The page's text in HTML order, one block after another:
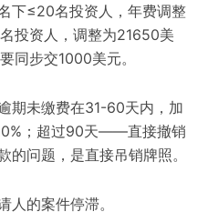
下≤20名投资人，年费调整
投资人，调整为21650美
同步交1000美元。
期未缴费在31-60天内，加
；超过90天——直接撤销
的问题，是直接吊销牌照。
人的案件停滞。